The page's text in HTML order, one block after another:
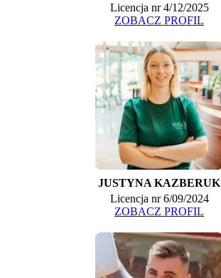
Licencja nr 4/12/2025
ZOBACZ PROFIL
JUSTYNA KAZBERUK
Licencja nr 6/09/2024
ZOBACZ PROFIL